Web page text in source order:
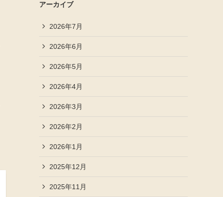
アーカイブ
2026年7月
2026年6月
2026年5月
2026年4月
2026年3月
2026年2月
2026年1月
2025年12月
2025年11月